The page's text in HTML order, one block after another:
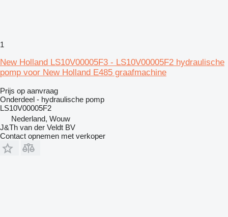
1
New Holland LS10V00005F3 - LS10V00005F2 hydraulische
pomp voor New Holland E485 graafmachine
Prijs op aanvraag
Onderdeel - hydraulische pomp
LS10V00005F2
Nederland, Wouw
J&Th van der Veldt BV
Contact opnemen met verkoper